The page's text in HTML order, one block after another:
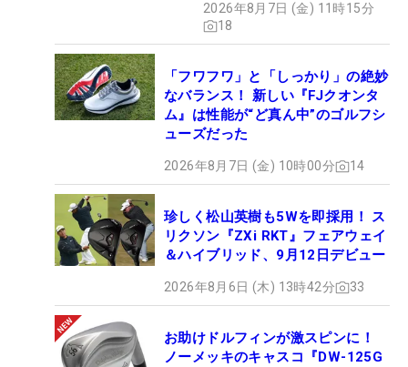
2026年8月7日 (金) 11時15分
18
「フワフワ」と「しっかり」の絶妙
なバランス！ 新しい『FJクオンタ
ム』は性能が“ど真ん中”のゴルフシ
ューズだった
2026年8月7日 (金) 10時00分 14
珍しく松山英樹も5Wを即採用！ ス
リクソン『ZXi RKT』フェアウェイ
＆ハイブリッド、9月12日デビュー
2026年8月6日 (木) 13時42分 33
お助けドルフィンが激スピンに！
ノーメッキのキャスコ『DW-125G